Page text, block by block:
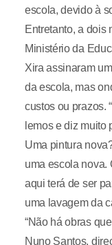
escola, devido à
Entretanto, a dois
Ministério da
Xira assinaram
da escola, mas
custos ou prazos.
lemos e diz muito
Uma pintura
uma escola nova.
aqui terá de ser
uma lavagem da
“Não há obras
Nuno Santos,